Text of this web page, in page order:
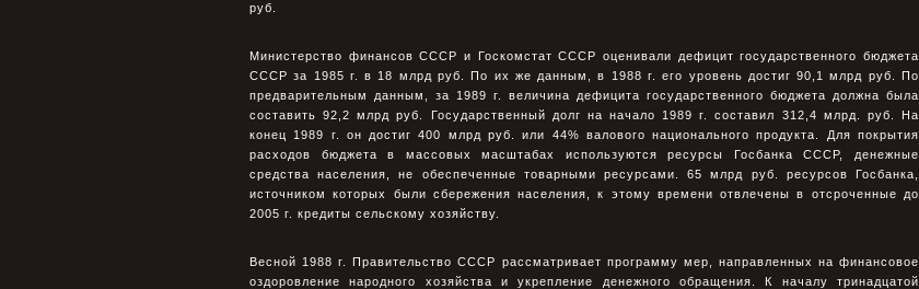
руб.
Министерство финансов СССР и Госкомстат СССР оценивали дефицит государственного бюджета
СССР за 1985 г. в 18 млрд руб. По их же данным, в 1988 г. его уровень достиг 90,1 млрд руб. По
предварительным данным, за 1989 г. величина дефицита государственного бюджета должна была
составить 92,2 млрд руб. Государственный долг на начало 1989 г. составил 312,4 млрд. руб. На
конец 1989 г. он достиг 400 млрд руб. или 44% валового национального продукта. Для покрытия
расходов бюджета в массовых масштабах используются ресурсы Госбанка СССР, денежные
средства населения, не обеспеченные товарными ресурсами. 65 млрд руб. ресурсов Госбанка,
источником которых были сбережения населения, к этому времени отвлечены в отсроченные до
2005 г. кредиты сельскому хозяйству.
Весной 1988 г. Правительство СССР рассматривает программу мер, направленных на финансовое
оздоровление народного хозяйства и укрепление денежного обращения. К началу тринадцатой